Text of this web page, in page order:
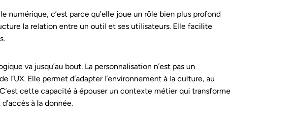
numérique, c’est parce qu’elle joue un rôle bien plus profond
la relation entre un outil et ses utilisateurs. Elle facilite
va jusqu’au bout. La personnalisation n’est pas un
l’UX. Elle permet d’adapter l’environnement à la culture, au
cette capacité à épouser un contexte métier qui transforme
à la donnée.